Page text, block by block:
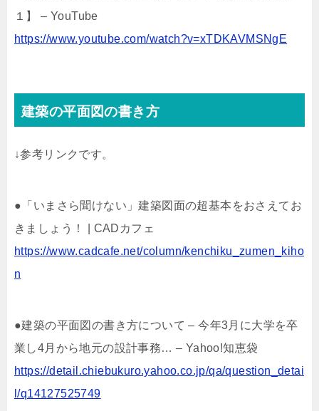
１】 – YouTube
https://www.youtube.com/watch?v=xTDKAVMSNgE
建築の平面図の書き方
↓参考リンクです。
●「いまさら聞けない」建築図面の超基本をおさえてお
きましょう！ | CADカフェ
https://www.cadcafe.net/column/kenchiku_zumen_kiho
n
●建築の平面図の書き方について – 今年3月に大学を卒
業し4月から地元の設計事務… – Yahoo!知恵袋
https://detail.chiebukuro.yahoo.co.jp/qa/question_detai
l/q14127525749